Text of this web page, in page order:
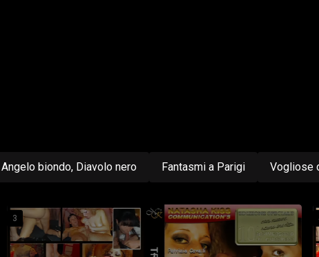
Angelo biondo, Diavolo nero Fantasmi a Parigi Vogliose
3